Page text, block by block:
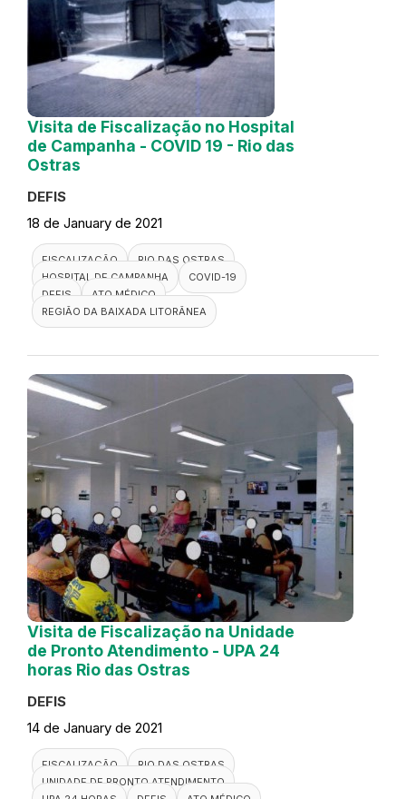
Visita de Fiscalização no Hospital
de Campanha - COVID 19 - Rio das
Ostras
DEFIS
18 de January de 2021
FISCALIZAÇÃO
RIO DAS OSTRAS
HOSPITAL DE CAMPANHA
COVID-19
DEFIS
ATO MÉDICO
REGIÃO DA BAIXADA LITORÂNEA
Visita de Fiscalização na Unidade
de Pronto Atendimento - UPA 24
horas Rio das Ostras
DEFIS
14 de January de 2021
FISCALIZAÇÃO
RIO DAS OSTRAS
UNIDADE DE PRONTO ATENDIMENTO